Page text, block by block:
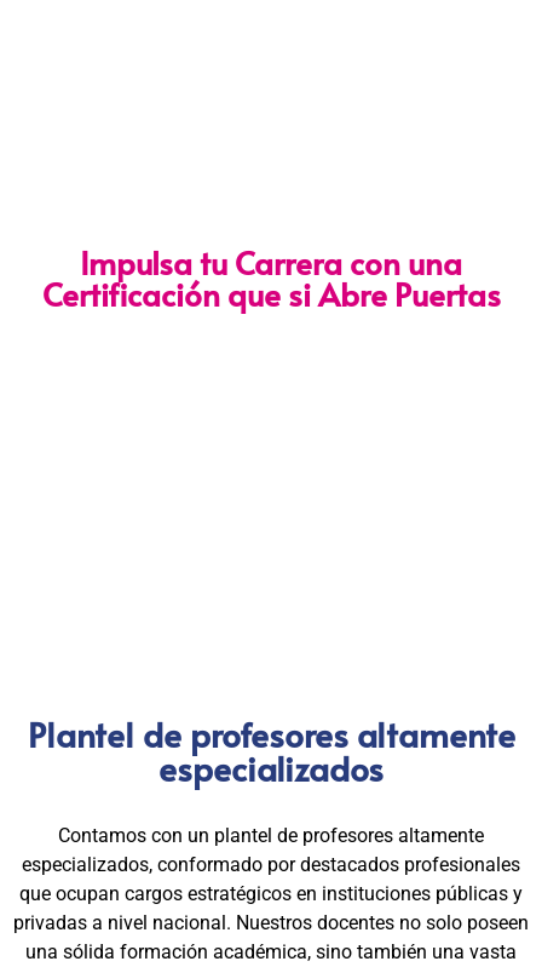
Impulsa tu Carrera con una
Certificación que si Abre Puertas
Nuestra certificación cumple con los lineamientos establecidos
Plantel de profesores altamente
especializados
Contamos con un plantel de profesores altamente
especializados, conformado por destacados profesionales
que ocupan cargos estratégicos en instituciones públicas y
privadas a nivel nacional. Nuestros docentes no solo poseen
una sólida formación académica, sino también una vasta